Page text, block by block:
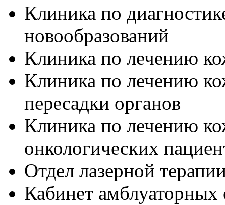
Клиника по
новообразований
Клиника по лечению
Клиника по лечению
пересадки органов
Клиника по лечению
онкологических
Отдел лазерной
Кабинет амблуаторных